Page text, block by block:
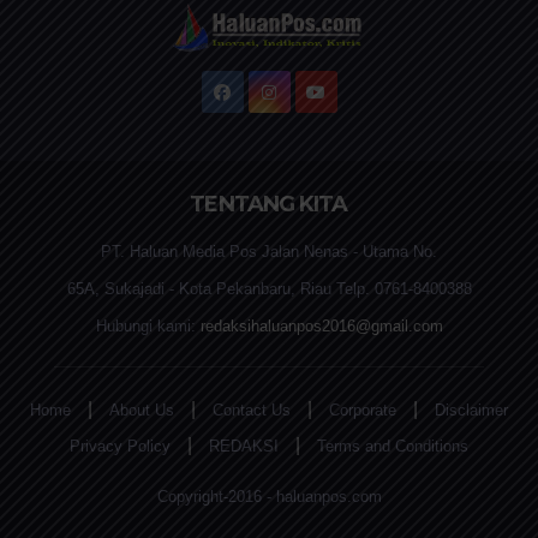
TENTANG KITA
PT. Haluan Media Pos Jalan Nenas - Utama No.
65A, Sukajadi - Kota Pekanbaru, Riau Telp. 0761-8400388
Hubungi kami: redaksihaluanpos2016@gmail.com
Home About Us Contact Us Corporate
Disclaimer
Privacy Policy
REDAKSI Terms and Conditions
Copyright-2016 - haluanpos.com